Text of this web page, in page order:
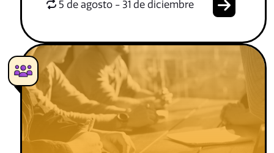
5 de agosto - 31 de diciembre